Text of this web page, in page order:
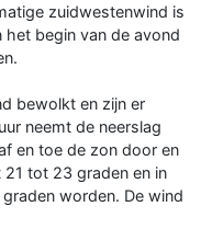
zuidwestenwind is
begin van de avond
bewolkt en zijn er
neemt de neerslag
en toe de zon door en
tot 23 graden en in
worden. De wind